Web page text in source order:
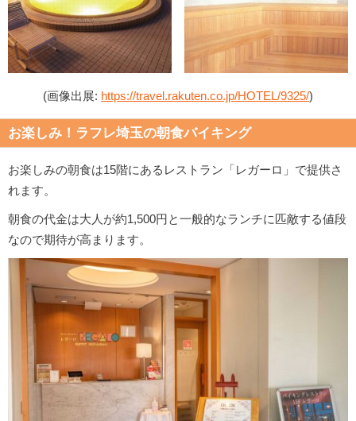
(画像出展: https://travel.rakuten.co.jp/HOTEL/9325/)
お楽しみ！ラフレ埼玉の朝食バイキング
お楽しみの朝食は15階にあるレストラン「レガーロ」で提供さ
れます。
朝食の代金は大人が約1,500円と一般的なランチに匹敵する値段
なので期待が高まります。